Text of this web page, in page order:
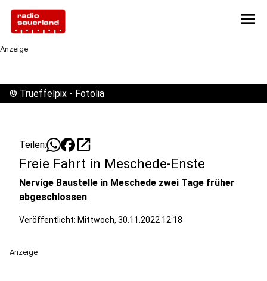
menu
Anzeige
© Trueffelpix - Fotolia
Teilen: open_in_new
Freie Fahrt in Meschede-Enste
Nervige Baustelle in Meschede zwei Tage früher
abgeschlossen
Veröffentlicht: Mittwoch, 30.11.2022 12:18
Anzeige